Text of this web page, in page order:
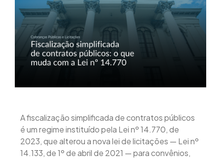
A fiscalização simplificada de contratos públicos
é um regime instituído pela Lei nº 14.770, de
2023, que alterou a nova lei de licitações — Lei nº
14.133, de 1º de abril de 2021 — para convênios,